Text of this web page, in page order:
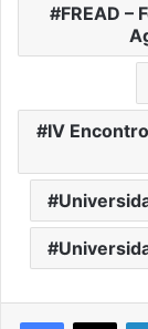
FREAD –
IV
Facebook
X